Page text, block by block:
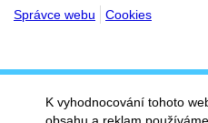
Správce webu
Cookies
K vyhodnocování tohoto